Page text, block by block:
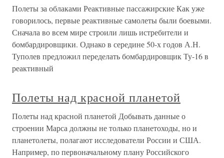
Полеты за облаками Реактивные пассажирские Как уже
говорилось, первые реактивные самолеты были боевыми.
Сначала во всем мире строили лишь истребители и
бомбардировщики. Однако в середине 50-х годов А.Н.
Туполев предложил переделать бомбардировщик Ту-16 в
реактивный
Полеты над красной планетой
Полеты над красной планетой Добывать данные о
строении Марса должны не только планетоходы, но и
планетолеты, полагают исследователи России и США.
Например, по первоначальному плану Российского